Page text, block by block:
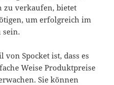
zu verkaufen, bietet
um erfolgreich im
sein.
Spocket ist, dass es
Weise Produktpreise
Sie können